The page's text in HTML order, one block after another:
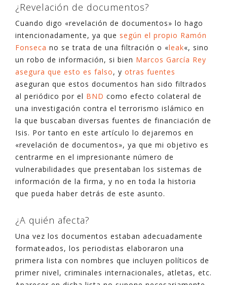
¿Revelación de documentos?
Cuando digo «revelación de documentos» lo hago
intencionadamente, ya que según el propio Ramón
Fonseca no se trata de una filtración o «leak«, sino
un robo de información, si bien Marcos García Rey
asegura que esto es falso, y otras fuentes
aseguran que estos documentos han sido filtrados
al periódico por el BND como efecto colateral de
una investigación contra el terrorismo islámico en
la que buscaban diversas fuentes de financiación de
Isis. Por tanto en este artículo lo dejaremos en
«revelación de documentos», ya que mi objetivo es
centrarme en el impresionante número de
vulnerabilidades que presentaban los sistemas de
información de la firma, y no en toda la historia
que pueda haber detrás de este asunto.
¿A quién afecta?
Una vez los documentos estaban adecuadamente
formateados, los periodistas elaboraron una
primera lista con nombres que incluyen políticos de
primer nivel, criminales internacionales, atletas, etc.